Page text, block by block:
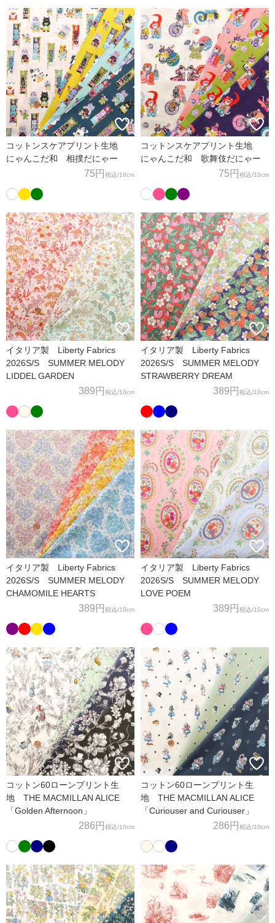
コットンスケアプリント生地
にゃんこだ和 相撲だにゃー
75円 税込/10cm
コットンスケアプリント生地
にゃんこだ和 歌舞伎だにゃー
75円 税込/10cm
イタリア製 Liberty Fabrics
2026S/S SUMMER MELODY
LIDDEL GARDEN
389円 税込/10cm
イタリア製 Liberty Fabrics
2026S/S SUMMER MELODY
STRAWBERRY DREAM
389円 税込/10cm
イタリア製 Liberty Fabrics
2026S/S SUMMER MELODY
CHAMOMILE HEARTS
389円 税込/10cm
イタリア製 Liberty Fabrics
2026S/S SUMMER MELODY
LOVE POEM
389円 税込/10cm
コットン60ローンプリント生
地 THE MACMILLAN ALICE
「Golden Afternoon」
286円 税込/10cm
コットン60ローンプリント生
地 THE MACMILLAN ALICE
「Curiouser and Curiouser」
286円 税込/10cm